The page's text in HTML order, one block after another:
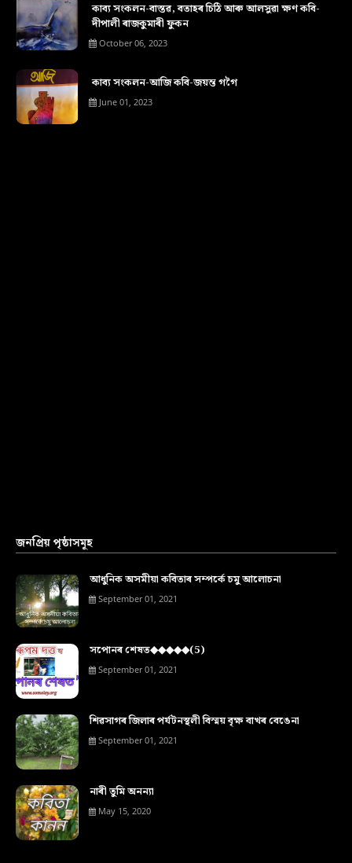
কাব্য সংকলন-বাস্তৱ, বতাহৰ চিঠি আৰু আলসুৱা ক্ষণ কবি-
দীপালী ৰাজকুমাৰী ফুকন
October 06, 2023
কাব্য সংকলন-আজি কবি-জয়ন্ত গগৈ
June 01, 2023
জনপ্ৰিয় পৃষ্ঠাসমূহ
আধুনিক অসমীয়া কবিতাৰ সম্পৰ্কে চমু আলোচনা
September 01, 2021
সপোনৰ শেষত◆◆◆◆◆(5)
September 01, 2021
শিৱসাগৰ জিলাৰ পৰ্যটনস্থলী বিস্ময় বৃক্ষ বাখৰ বেঙেনা
September 01, 2021
নাৰী তুমি অনন্যা
May 15, 2020